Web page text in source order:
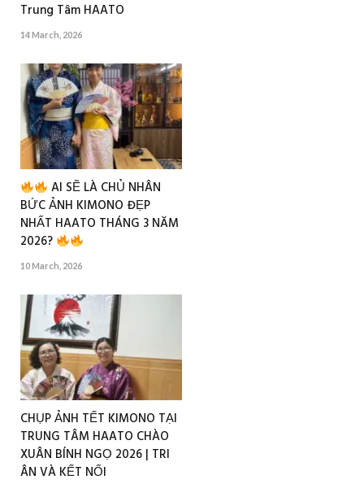
Trung Tâm HAATO
14 March, 2026
AI SẼ LÀ CHỦ NHÂN
BỨC ẢNH KIMONO ĐẸP
NHẤT HAATO THÁNG 3 NĂM
2026?
10 March, 2026
CHỤP ẢNH TẾT KIMONO TẠI
TRUNG TÂM HAATO CHÀO
XUÂN BÍNH NGỌ 2026 | TRI
ÂN VÀ KẾT NỐI